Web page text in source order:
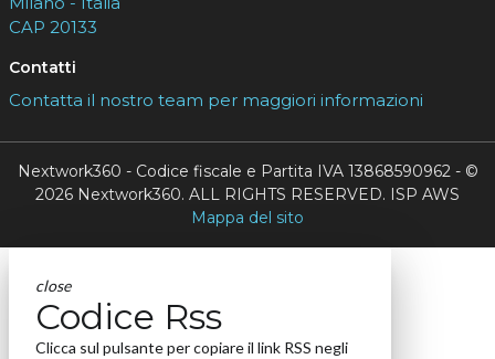
CAP 20133
Contatti
Contatta il nostro team per maggiori informazioni
Nextwork360 - Codice fiscale e Partita IVA 13868590962 - ©
2026 Nextwork360. ALL RIGHTS RESERVED. ISP AWS
Mappa del sito
close
Codice Rss
Clicca sul pulsante per copiare il link RSS negli